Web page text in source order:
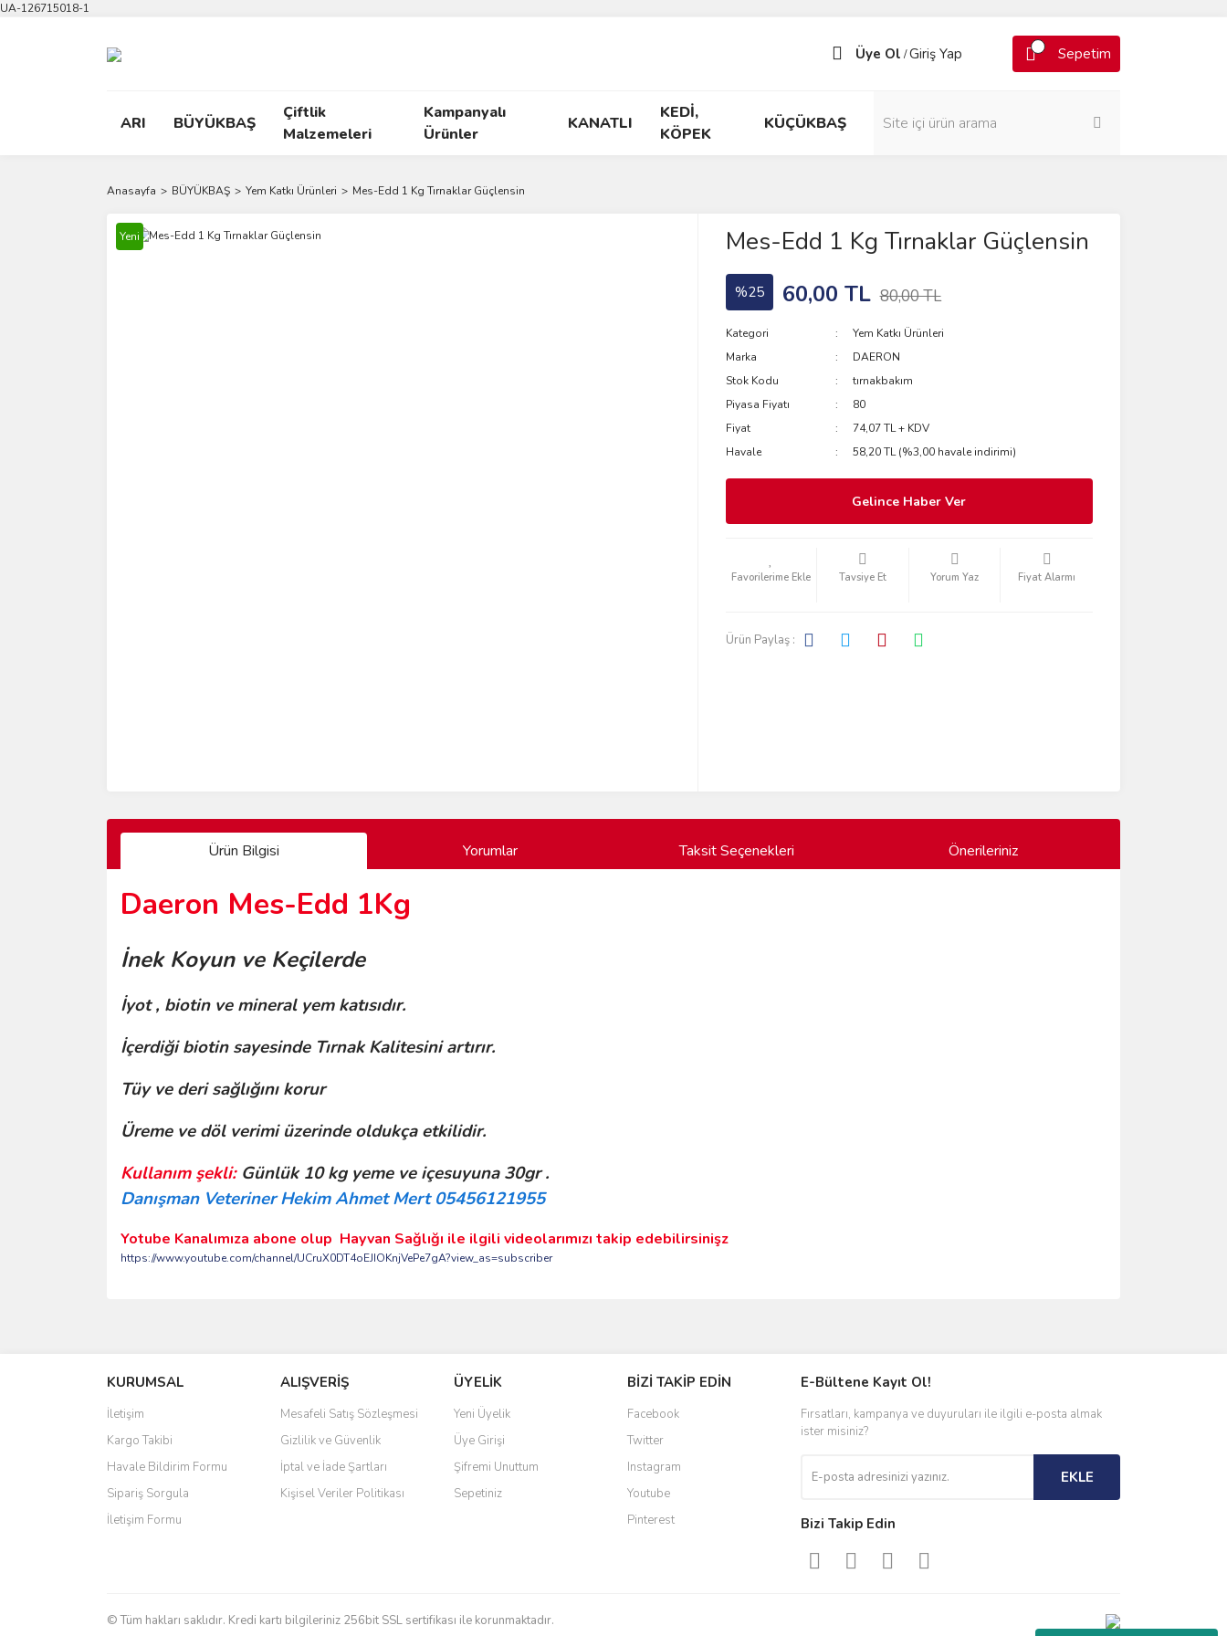
UA-126715018-1
Üye Ol /Giriş Yap Sepetim
ARI BÜYÜKBAŞ
Çiftlik
Malzemeleri
Kampanyalı
Ürünler
KANATLI
KEDİ,
KÖPEK
KÜÇÜKBAŞ
Anasayfa BÜYÜKBAŞ Yem Katkı Ürünleri Mes-Edd 1 Kg Tırnaklar Güçlensin
Yeni Mes-Edd 1 Kg Tırnaklar Güçlensin
%25 60,00 TL 80,00 TL
Kategori
Yem Katkı Ürünleri
Marka
DAERON
Stok Kodu
tırnakbakım
Piyasa Fiyatı
80
Fiyat
74,07 TL + KDV
Havale
58,20 TL (%3,00 havale indirimi)
Gelince Haber Ver
Tavsiye Et Yorum Yaz Fiyat Alarmı
Ürün Paylaş :
Ürün Bilgisi Yorumlar Taksit Seçenekleri Önerileriniz
Daeron Mes-Edd 1Kg
İnek Koyun ve Keçilerde
İyot , biotin ve mineral yem katısıdır.
İçerdiği biotin sayesinde Tırnak Kalitesini artırır.
Tüy ve deri sağlığını korur
Üreme ve döl verimi üzerinde oldukça etkilidir.
Kullanım şekli: Günlük 10 kg yeme ve içesuyuna 30gr .
Danışman Veteriner Hekim Ahmet Mert 05456121955
Yotube Kanalımıza abone olup Hayvan Sağlığı ile ilgili videolarımızı takip edebilirsinişz
https://www.youtube.com/channel/UCruX0DT4oEJIOKnjVePe7gA?view_as=subscriber
Ürün resmi kalitesiz, bozuk veya görüntülenemiyor.
Ürün açıklamasında eksik bilgiler bulunuyor.
Ürün bilgilerinde hatalar bulunuyor.
Ürün fiyatı diğer sitelerden daha pahalı.
Bu ürüne benzer farklı alternatifler olmalı.
KURUMSAL
İletişim
Kargo Takibi
Havale Bildirim Formu
Sipariş Sorgula
İletişim Formu
ALIŞVERİŞ
Mesafeli Satış Sözleşmesi
Gizlilik ve Güvenlik
İptal ve İade Şartları
Kişisel Veriler Politikası
ÜYELİK
Yeni Üyelik
Üye Girişi
Şifremi Unuttum
Sepetiniz
BİZİ TAKİP EDİN
Facebook
Twitter
Instagram
Youtube
Pinterest
E-Bültene Kayıt Ol!
Fırsatları, kampanya ve duyuruları ile ilgili e-posta almak
ister misiniz?
EKLE
Bizi Takip Edin
© Tüm hakları saklıdır. Kredi kartı bilgileriniz 256bit SSL sertifikası ile korunmaktadır.